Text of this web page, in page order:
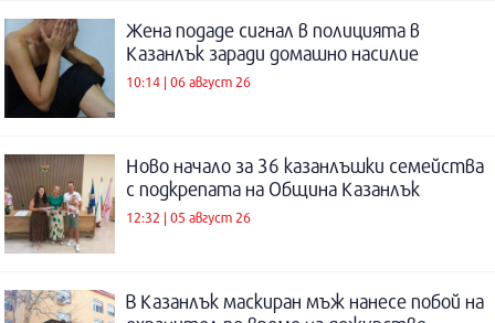
Жена подаде сигнал в полицията в
Казанлък заради домашно насилие
10:14 | 06 август 26
Ново начало за 36 казанлъшки семейства
с подкрепата на Община Казанлък
12:32 | 05 август 26
В Казанлък маскиран мъж нанесе побой на